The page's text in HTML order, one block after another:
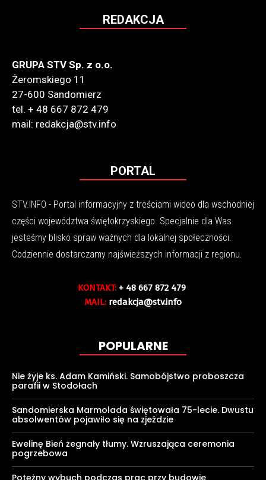
REDAKCJA
GRUPA STV Sp. z o.o.
Żeromskiego 11
27-600 Sandomierz
tel. + 48 667 872 479
mail: redakcja@stv.info
PORTAL
STV.INFO - Portal informacyjny z treściami wideo dla wschodniej
części województwa świętokrzyskiego. Specjalnie dla Was
jesteśmy blisko spraw ważnych dla lokalnej społeczności.
Codziennie dostarczamy najświeższych informacji z regionu.
KONTAKT: + 48 667 872 479
MAIL: redakcja@stv.info
POPULARNE
Nie żyje ks. Adam Kamiński. Samobójstwo proboszcza
parafii w Stodołach
Sandomierska Marmolada świętowała 75-lecie. Dwustu
absolwentów pojawiło się na zjeździe
Ewelinę Bień żegnały tłumy. Wzruszająca ceremonia
pogrzebowa